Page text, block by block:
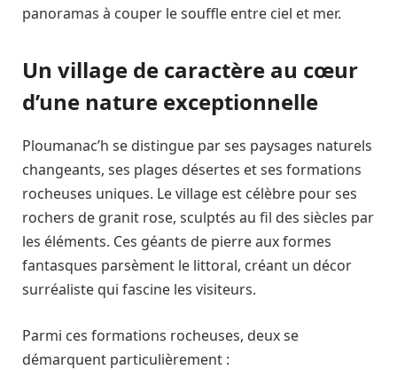
panoramas à couper le souffle entre ciel et mer.
Un village de caractère au cœur
d’une nature exceptionnelle
Ploumanac’h se distingue par ses paysages naturels
changeants, ses plages désertes et ses formations
rocheuses uniques. Le village est célèbre pour ses
rochers de granit rose, sculptés au fil des siècles par
les éléments. Ces géants de pierre aux formes
fantasques parsèment le littoral, créant un décor
surréaliste qui fascine les visiteurs.
Parmi ces formations rocheuses, deux se
démarquent particulièrement :